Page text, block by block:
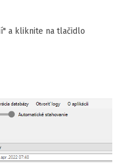
a kliknite na tlačidlo